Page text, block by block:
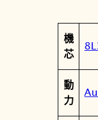
屬
性
值
機
芯
動
力